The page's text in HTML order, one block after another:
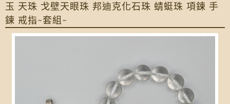
玉 天珠 戈壁天眼珠 邦迪克化石珠 蜻蜓珠 項鍊 手
鍊 戒指~套組~